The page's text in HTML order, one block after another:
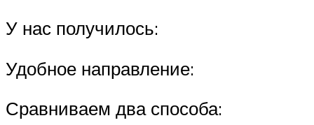
У нас получилось:
Удобное направление:
Сравниваем два способа: